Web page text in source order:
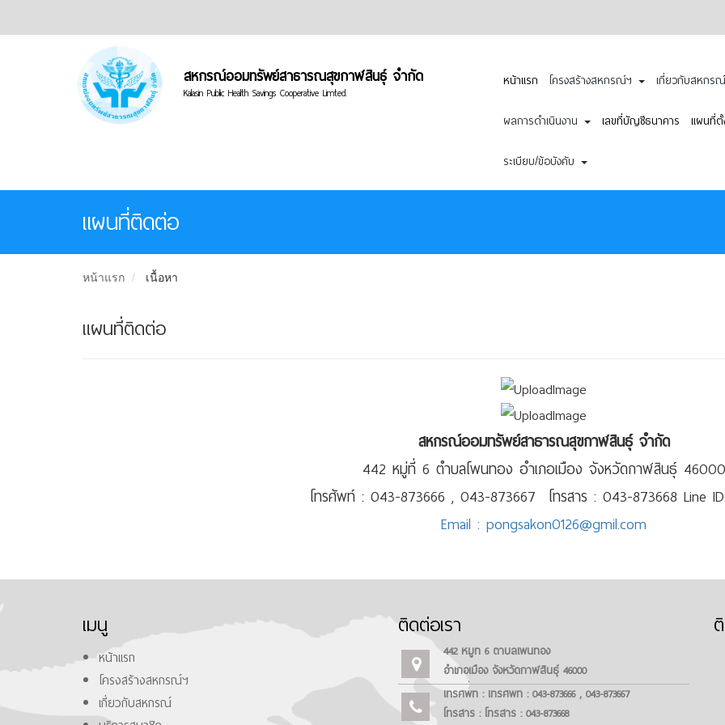
สหกรณ์ออมทรัพย์สาธารณสุขกาฬสินธุ์ จำกัด
Kalasin Public Health Savings Cooperative Limted.
หน้าแรก โครงสร้างสหกรณ์ฯ เกี่ยวกับสหกร
ผลการดำเนินงาน เลขที่บัญชีธนาคาร แผนที่
ระเบียบ/ข้อบังคับ
แผนที่ติดต่อ
หน้าแรก เนื้อหา
แผนที่ติดต่อ
สหกรณ์ออมทรัพย์สาธารณสุขกาฬสินธุ์ จำกัด
442 หมู่ที่ 6 ตำบลโพนทอง อำเภอเมือง จังหวัดกาฬสินธุ์ 46000
โทรศัพท์ : 043-873666 , 043-873667 โทรสาร : 043-873668 Line
Email : pongsakon0126@gmil.com
เมนู
หน้าแรก
โครงสร้างสหกรณ์ฯ
เกี่ยวกับสหกรณ์
ติดต่อเรา
442 หมู่ที่ 6 ตำบลโพนทอง
อำเภอเมือง จังหวัดกาฬสินธุ์ 46000
โทรศัพท์ : โทรศัพท์ : 043-873666 , 043-873667
โทรสาร : โทรสาร : 043-873668